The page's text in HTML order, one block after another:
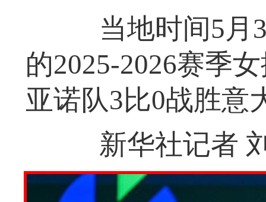
当地时间5月3
的2025-2026赛季
亚诺队3比0战胜意
新华社记者